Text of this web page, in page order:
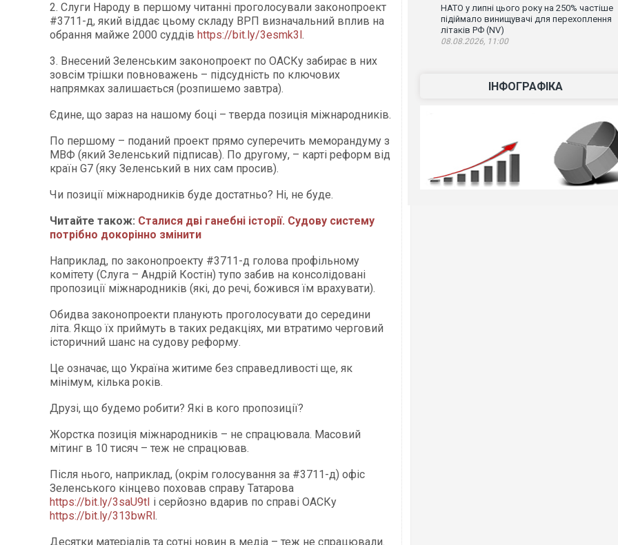
2. Слуги Народу в першому читанні проголосували законопроект
#3711-д, який віддає цьому складу ВРП визначальний вплив на
обрання майже 2000 суддів https://bit.ly/3esmk3l.
3. Внесений Зеленським законопроект по ОАСКу забирає в них
зовсім трішки повноважень – підсудність по ключових
напрямках залишається (розпишемо завтра).
Єдине, що зараз на нашому боці – тверда позиція міжнародників.
По першому – поданий проект прямо суперечить меморандуму з
МВФ (який Зеленський підписав). По другому, – карті реформ від
країн G7 (яку Зеленський в них сам просив).
Чи позиції міжнародників буде достатньо? Ні, не буде.
Читайте також: Сталися дві ганебні історії. Судову систему
потрібно докорінно змінити
Наприклад, по законопроекту #3711-д голова профільному
комітету (Слуга – Андрій Костін) тупо забив на консолідовані
пропозиції міжнародників (які, до речі, божився їм врахувати).
Обидва законопроекти планують проголосувати до середини
літа. Якщо їх приймуть в таких редакціях, ми втратимо черговий
історичний шанс на судову реформу.
Це означає, що Україна житиме без справедливості ще, як
мінімум, кілька років.
Друзі, що будемо робити? Які в кого пропозиції?
Жорстка позиція міжнародників – не спрацювала. Масовий
мітинг в 10 тисяч – теж не спрацював.
Після нього, наприклад, (окрім голосування за #3711-д) офіс
Зеленського кінцево поховав справу Татарова
https://bit.ly/3saU9tI і серйозно вдарив по справі ОАСКу
https://bit.ly/313bwRl.
Десятки матеріалів та сотні новин в медіа – теж не спрацювали.
НАТО у липні цього року на 250% частіше
підіймало винищувачі для перехоплення
літаків РФ (NV)
08.08.2026, 11:00
ІНФОГРАФІКА